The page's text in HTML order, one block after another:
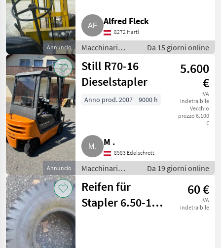
Annuncio
Alfred Fleck
8272 Hartl
Macchinari
elevatori e per
magazzino /
Carrelli elevatori
Da 15 giorni online
Annuncio
Still R70-16
Dieselstapler
5.600
€
IVA
indetraibile
Vecchio
prezzo 6.100
€
Anno prod. 2007 9000 h
M .
8583 Edelschrott
Macchinari
elevatori e per
magazzino /
Carrelli elevatori
Da 19 giorni online
Reifen für
Stapler 6.50-10
60 €
IVA
indetraibile